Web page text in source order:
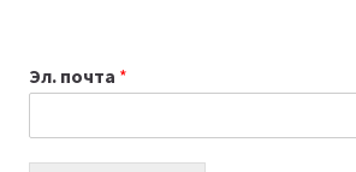
СОЗДАВАТЬ
Эл. почта *